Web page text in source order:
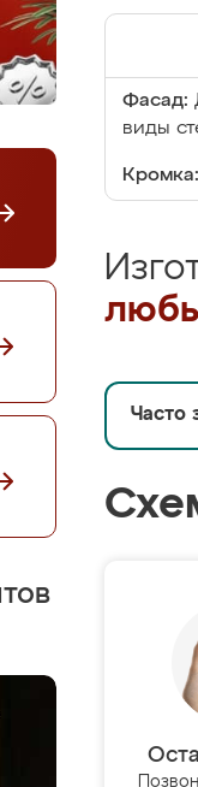
Фасад:
виды
Кромка:
Часто